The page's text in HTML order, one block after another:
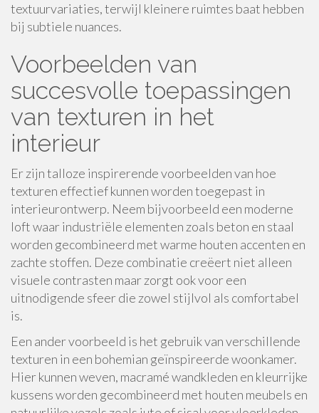
textuurvariaties, terwijl kleinere ruimtes baat hebben
bij subtiele nuances.
Voorbeelden van
succesvolle toepassingen
van texturen in het
interieur
Er zijn talloze inspirerende voorbeelden van hoe
texturen effectief kunnen worden toegepast in
interieurontwerp. Neem bijvoorbeeld een moderne
loft waar industriële elementen zoals beton en staal
worden gecombineerd met warme houten accenten en
zachte stoffen. Deze combinatie creëert niet alleen
visuele contrasten maar zorgt ook voor een
uitnodigende sfeer die zowel stijlvol als comfortabel
is.
Een ander voorbeeld is het gebruik van verschillende
texturen in een bohemian geïnspireerde woonkamer.
Hier kunnen weven, macramé wandkleden en kleurrijke
kussens worden gecombineerd met houten meubels en